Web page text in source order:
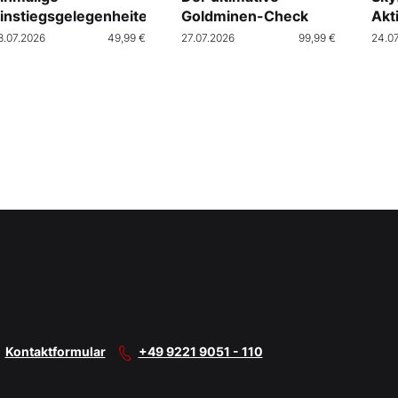
49,99 €
Goldminen-Check
27.07.2026 99,99 €
Kontaktformular +49 9221 9051 - 110